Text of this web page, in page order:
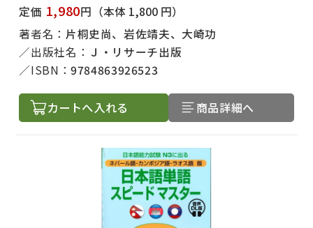
定価 1,980円 （本体 1,800 円）
著者名： 片桐史尚、岩佐靖夫、大崎功
出版社名： Ｊ・リサーチ出版
ISBN：9784863926523
カートへ入れる 商品詳細へ